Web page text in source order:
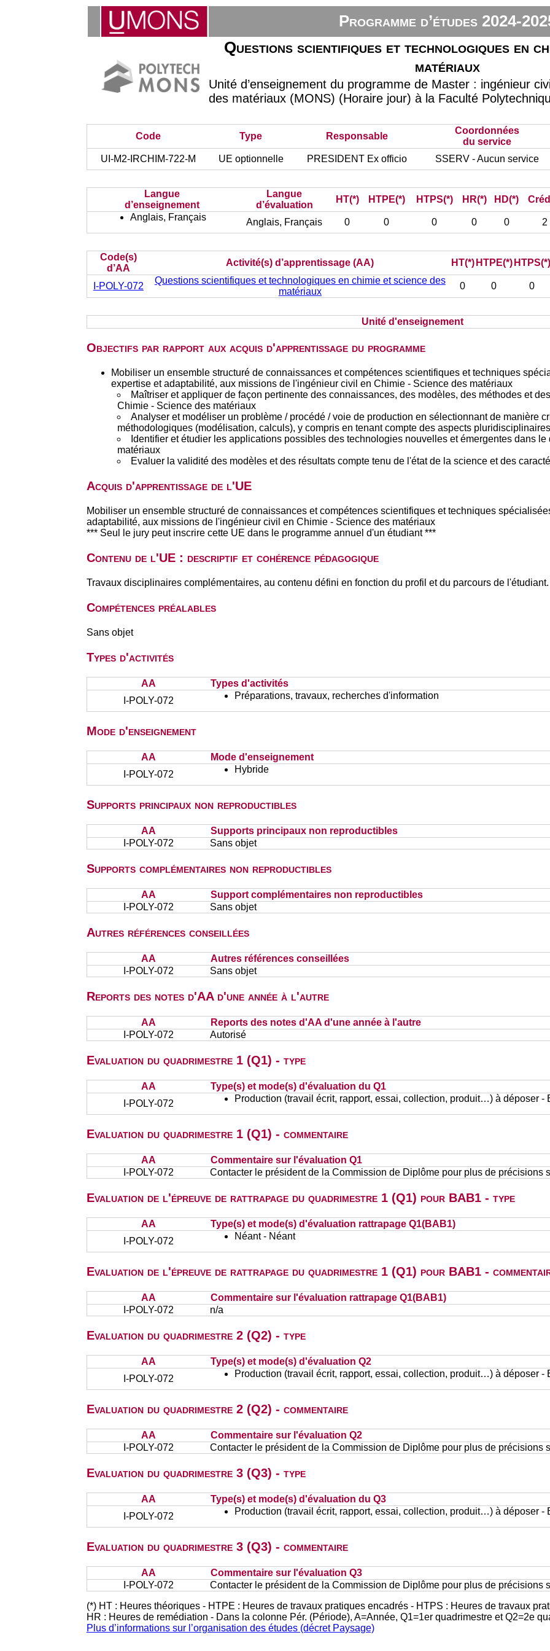
Programme d’études 2024-
Questions scientifiques et technologiques en
matériaux
Unité d’enseignement du programme de Master : ingénieur
des matériaux (MONS) (Horaire jour) à la Faculté
Code Type Responsable
Coordonnées
du service
UI-M2-IRCHIM-722-M UE optionnelle PRESIDENT Ex officio SSERV - Aucun service
Langue
d’enseignement
Langue
d’évaluation
HT(*) HTPE(*) HTPS(*) HR(*) HD(*)
Anglais, Français
Anglais, Français 0 0 0 0 0 2
Code(s)
d’AA
Activité(s) d’apprentissage (AA) HT(*) HTPE(*) HTPS(*)
I-POLY-072
Questions scientifiques et technologiques en chimie et science des
matériaux
0 0 0
Unité d'enseignement
Objectifs par rapport aux acquis d'apprentissage du programme
Mobiliser un ensemble structuré de connaissances et compétences scientifiques et techniques
expertise et adaptabilité, aux missions de l'ingénieur civil en Chimie - Science des matériaux
Maîtriser et appliquer de façon pertinente des connaissances, des modèles, des méthodes et
Chimie - Science des matériaux
Analyser et modéliser un problème / procédé / voie de production en sélectionnant de manière
méthodologiques (modélisation, calculs), y compris en tenant compte des aspects
Identifier et étudier les applications possibles des technologies nouvelles et émergentes dans
matériaux
Evaluer la validité des modèles et des résultats compte tenu de l'état de la science et des
Acquis d'apprentissage de l'UE
Mobiliser un ensemble structuré de connaissances et compétences scientifiques et techniques
adaptabilité, aux missions de l'ingénieur civil en Chimie - Science des matériaux
*** Seul le jury peut inscrire cette UE dans le programme annuel d'un étudiant ***
Contenu de l'UE : descriptif et cohérence pédagogique
Travaux disciplinaires complémentaires, au contenu défini en fonction du profil et du parcours de l'étudiant.
Compétences préalables
Sans objet
Types d'activités
AA
Types d'activités
I-POLY-072
Préparations, travaux, recherches d'information
Mode d'enseignement
AA
Mode d'enseignement
I-POLY-072
Hybride
Supports principaux non reproductibles
AA
Supports principaux non reproductibles
I-POLY-072
Sans objet
Supports complémentaires non reproductibles
AA
Support complémentaires non reproductibles
I-POLY-072
Sans objet
Autres références conseillées
AA
Autres références conseillées
I-POLY-072
Sans objet
Reports des notes d'AA d'une année à l'autre
AA
Reports des notes d'AA d'une année à l'autre
I-POLY-072
Autorisé
Evaluation du quadrimestre 1 (Q1) - type
AA
Type(s) et mode(s) d'évaluation du Q1
I-POLY-072
Production (travail écrit, rapport, essai, collection, produit…) à déposer -
Evaluation du quadrimestre 1 (Q1) - commentaire
AA
Commentaire sur l'évaluation Q1
I-POLY-072
Contacter le président de la Commission de Diplôme pour plus de précisions
Evaluation de l'épreuve de rattrapage du quadrimestre 1 (Q1) pour BAB1 - type
AA
Type(s) et mode(s) d'évaluation rattrapage Q1(BAB1)
I-POLY-072
Néant - Néant
Evaluation de l'épreuve de rattrapage du quadrimestre 1 (Q1) pour BAB1 -
AA
Commentaire sur l'évaluation rattrapage Q1(BAB1)
I-POLY-072
n/a
Evaluation du quadrimestre 2 (Q2) - type
AA
Type(s) et mode(s) d'évaluation Q2
I-POLY-072
Production (travail écrit, rapport, essai, collection, produit…) à déposer -
Evaluation du quadrimestre 2 (Q2) - commentaire
AA
Commentaire sur l'évaluation Q2
I-POLY-072
Contacter le président de la Commission de Diplôme pour plus de précisions
Evaluation du quadrimestre 3 (Q3) - type
AA
Type(s) et mode(s) d'évaluation du Q3
I-POLY-072
Production (travail écrit, rapport, essai, collection, produit…) à déposer -
Evaluation du quadrimestre 3 (Q3) - commentaire
AA
Commentaire sur l'évaluation Q3
I-POLY-072
Contacter le président de la Commission de Diplôme pour plus de précisions
(*) HT : Heures théoriques - HTPE : Heures de travaux pratiques encadrés - HTPS : Heures de travaux
HR : Heures de remédiation - Dans la colonne Pér. (Période), A=Année, Q1=1er quadrimestre et Q2=2e
Plus d’informations sur l’organisation des études (décret Paysage)